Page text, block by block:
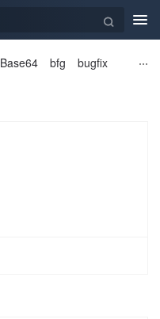
Base64 bfg bugfix